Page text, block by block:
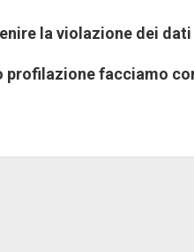
la violazione dei dati
profilazione facciamo